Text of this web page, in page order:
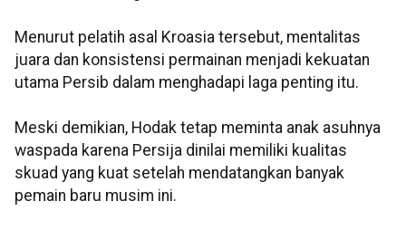
Menurut pelatih asal Kroasia tersebut, mentalitas
juara dan konsistensi permainan menjadi kekuatan
utama Persib dalam menghadapi laga penting itu.
Meski demikian, Hodak tetap meminta anak asuhnya
waspada karena Persija dinilai memiliki kualitas
skuad yang kuat setelah mendatangkan banyak
pemain baru musim ini.